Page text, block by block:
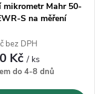
mikrometr Mahr 50-
S na měření
bez DPH
Kč/ ks
do 4-8 dnů